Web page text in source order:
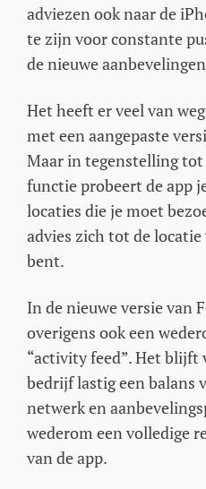
adviezen ook naar de
te zijn voor constante
de nieuwe
Het heeft er veel van
met een aangepaste
Maar in tegenstelling tot
functie probeert de app
locaties die je moet
advies zich tot de
bent.
In de nieuwe versie van
overigens ook een
“activity feed”. Het blijft
bedrijf lastig een balans
netwerk en
wederom een volledige
van de app.